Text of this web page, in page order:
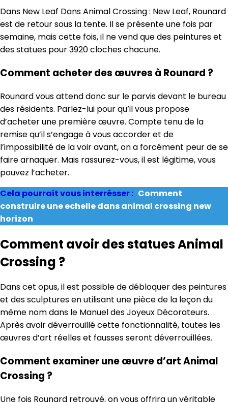
Dans New Leaf Dans Animal Crossing : New Leaf, Rounard
est de retour sous la tente. Il se présente une fois par
semaine, mais cette fois, il ne vend que des peintures et
des statues pour 3920 cloches chacune.
Comment acheter des œuvres à Rounard ?
Rounard vous attend donc sur le parvis devant le bureau
des résidents. Parlez-lui pour qu’il vous propose
d’acheter une première œuvre. Compte tenu de la
remise qu’il s’engage à vous accorder et de
l’impossibilité de la voir avant, on a forcément peur de se
faire arnaquer. Mais rassurez-vous, il est légitime, vous
pouvez l’acheter.
Cela pourrait vous interrésser : Comment
construire une echelle dans animal crossing new
horizon
Comment avoir des statues Animal
Crossing ?
Dans cet opus, il est possible de débloquer des peintures
et des sculptures en utilisant une pièce de la leçon du
même nom dans le Manuel des Joyeux Décorateurs.
Après avoir déverrouillé cette fonctionnalité, toutes les
œuvres d’art réelles et fausses seront déverrouillées.
Comment examiner une œuvre d’art Animal
Crossing ?
Une fois Rounard retrouvé, on vous offrira un véritable